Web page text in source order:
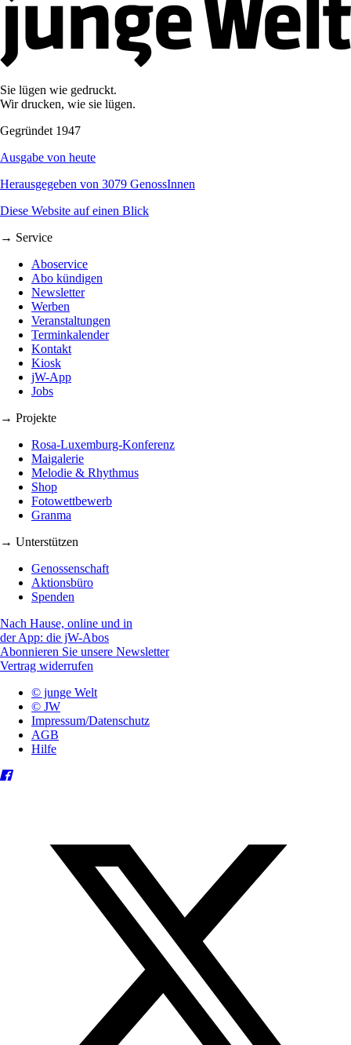
Sie lügen wie gedruckt.
Wir drucken, wie sie lügen.
Gegründet 1947
Ausgabe von heute
Herausgegeben von 3079 GenossInnen
Diese Website auf einen Blick
→ Service
Aboservice
Abo kündigen
Newsletter
Werben
Veranstaltungen
Terminkalender
Kontakt
Kiosk
jW-App
Jobs
→ Projekte
Rosa-Luxemburg-Konferenz
Maigalerie
Melodie & Rhythmus
Shop
Fotowettbewerb
Granma
→ Unterstützen
Genossenschaft
Aktionsbüro
Spenden
Nach Hause, online und in
der App: die jW-Abos
Abonnieren Sie unsere Newsletter
Vertrag widerrufen
© junge Welt
© JW
Impressum/Datenschutz
AGB
Hilfe